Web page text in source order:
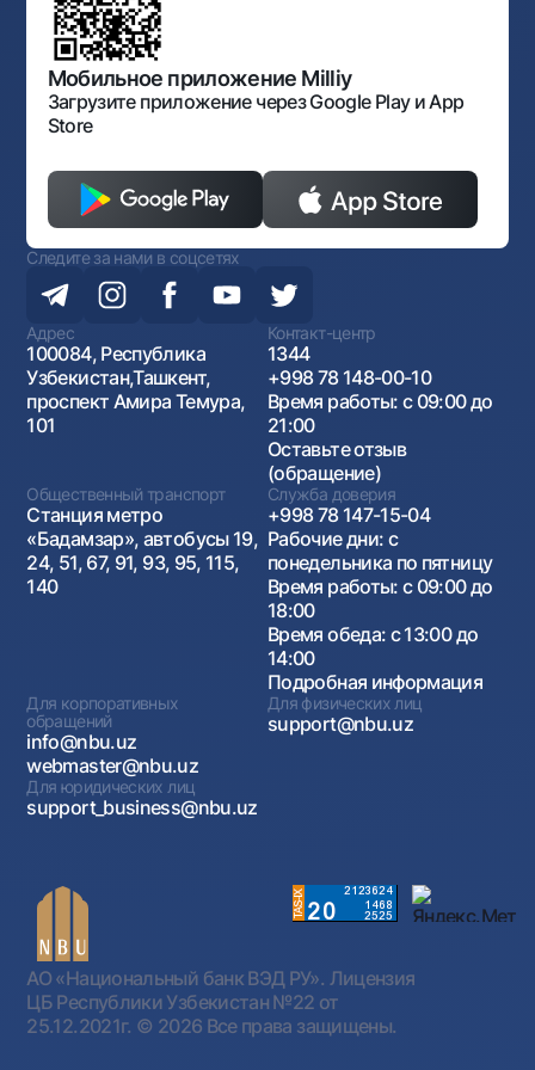
Порядок и режим работы НБУ
Открытые данные
Антимонопольный комплаенс
Мобильное приложение Milliy
Загрузите приложение через Google Play и App
Store
Следите за нами в соцсетях
Адрес
100084, Республика
Узбекистан,Ташкент,
проспект Амира Темура,
101
Контакт-центр
1344
+998 78 148-00-10
Время работы: с 09:00 до
21:00
Оставьте отзыв
(обращение)
Общественный транспорт
Станция метро
«Бадамзар», автобусы 19,
24, 51, 67, 91, 93, 95, 115,
140
Служба доверия
+998 78 147-15-04
Рабочие дни: с
понедельника по пятницу
Время работы: с 09:00 до
18:00
Время обеда: с 13:00 до
14:00
Подробная информация
Для корпоративных
обращений
info@nbu.uz
webmaster@nbu.uz
Для физических лиц
support@nbu.uz
Для юридических лиц
support_business@nbu.uz
АО «Национальный банк ВЭД РУ». Лицензия
ЦБ Республики Узбекистан №22 от
25.12.2021г. © 2026 Все права защищены.